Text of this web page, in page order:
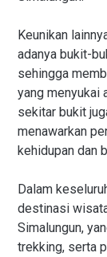
Keunikan
adanya bukit-
sehingga
yang menyukai
sekitar bukit
menawarkan
kehidupan dan
Dalam
destinasi
Simalungun,
trekking, serta